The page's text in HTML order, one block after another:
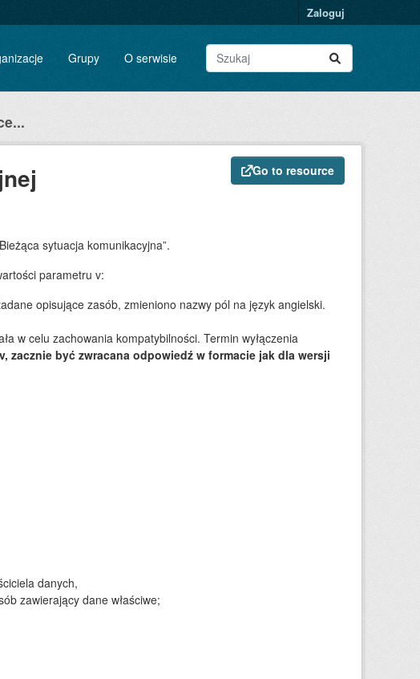
Zaloguj
Grupy O serwisie
Go to resource
sytuacja komunikacyjna”.
parametru v:
opisujące zasób, zmieniono nazwy pól na język angielski.
w celu zachowania kompatybilności. Termin wyłączenia
zacznie być zwracana odpowiedź w formacie jak dla wersji
danych,
zawierający dane właściwe;